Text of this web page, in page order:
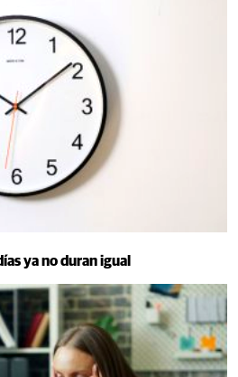
ya no duran igual